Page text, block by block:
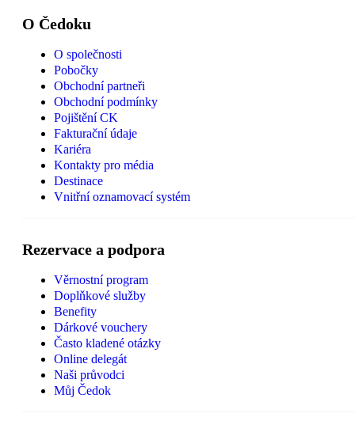
O Čedoku
O společnosti
Pobočky
Obchodní partneři
Obchodní podmínky
Pojištění CK
Fakturační údaje
Kariéra
Kontakty pro média
Destinace
Vnitřní oznamovací systém
Rezervace a podpora
Věrnostní program
Doplňkové služby
Benefity
Dárkové vouchery
Často kladené otázky
Online delegát
Naši průvodci
Můj Čedok